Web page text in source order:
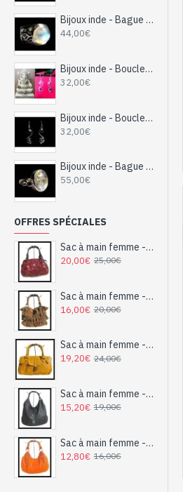
Bijoux inde - Bague indienne argent et Pierre de Lune
44,00€
Bijoux inde - Boucles d'oreilles indiennes argent et Améthyste
32,00€
Bijoux inde - Boucles d'oreilles indiennes argent et saphir d'eau
32,00€
Bijoux inde - Bague indienne argent et Pierre de Lune
55,00€
OFFRES SPÉCIALES
Sac à main femme - sac à main avec motifs
20,00€ 25,00€
Sac à main femme - sac à main Caramel
16,00€ 20,00€
Sac à main femme - sac à main Jaune-Moutarde
19,20€ 24,00€
Sac à main femme - sac à main Noir
15,20€ 19,00€
Sac à main femme - sac à main Orange
12,80€ 16,00€